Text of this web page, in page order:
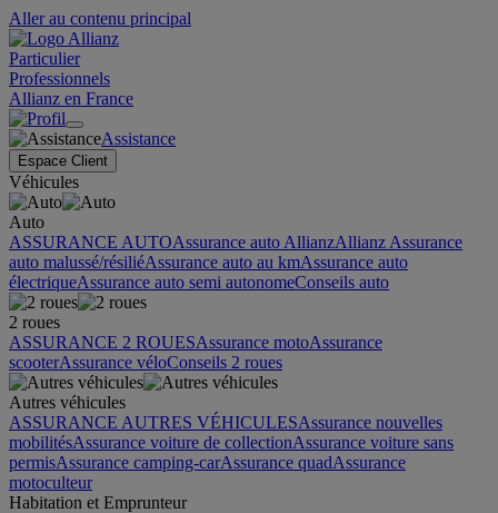
Aller au contenu principal
Particulier
Professionnels
Allianz en France
Assistance
Espace Client
Véhicules
Auto
ASSURANCE AUTOAssurance auto AllianzAllianz Assurance
auto malussé/résiliéAssurance auto au kmAssurance auto
électriqueAssurance auto semi autonomeConseils auto
2 roues
ASSURANCE 2 ROUESAssurance motoAssurance
scooterAssurance véloConseils 2 roues
Autres véhicules
ASSURANCE AUTRES VÉHICULESAssurance nouvelles
mobilitésAssurance voiture de collectionAssurance voiture sans
permisAssurance camping-carAssurance quadAssurance
motoculteur
Habitation et Emprunteur